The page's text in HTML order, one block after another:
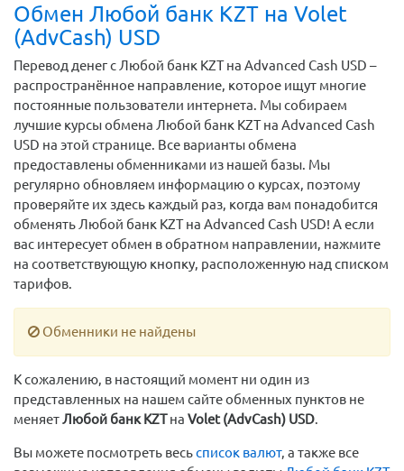
Обмен Любой банк KZT на Volet
(AdvCash) USD
Перевод денег с Любой банк KZT на Advanced Cash USD –
распространённое направление, которое ищут многие
постоянные пользователи интернета. Мы собираем
лучшие курсы обмена Любой банк KZT на Advanced Cash
USD на этой странице. Все варианты обмена
предоставлены обменниками из нашей базы. Мы
регулярно обновляем информацию о курсах, поэтому
проверяйте их здесь каждый раз, когда вам понадобится
обменять Любой банк KZT на Advanced Cash USD! А если
вас интересует обмен в обратном направлении, нажмите
на соответствующую кнопку, расположенную над списком
тарифов.
Обменники не найдены
К сожалению, в настоящий момент ни один из
представленных на нашем сайте обменных пунктов не
меняетЛюбой банк KZTна Volet (AdvCash) USD.
Вы можете посмотреть весьсписок валют, а также все